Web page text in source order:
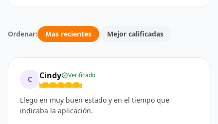
Ordenar: Mas recientes Mejor calificadas
C Cindy Verificado
Llego en muy buen estado y en el tiempo que
indicaba la aplicación.